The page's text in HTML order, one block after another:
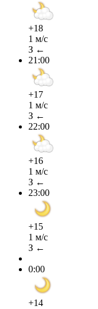
+18
1 м/с
З ←
21:00
+17
1 м/с
З ←
22:00
+16
1 м/с
З ←
23:00
+15
1 м/с
З ←
0:00
+14